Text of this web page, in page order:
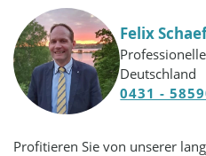
Felix
Deutschland
0431 -
Profitieren Sie von unserer